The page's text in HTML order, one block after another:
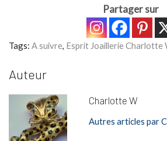
Partager sur
Tags: A suivre, Esprit Joaillerie Charlotte
Auteur
Charlotte W
Autres articles par